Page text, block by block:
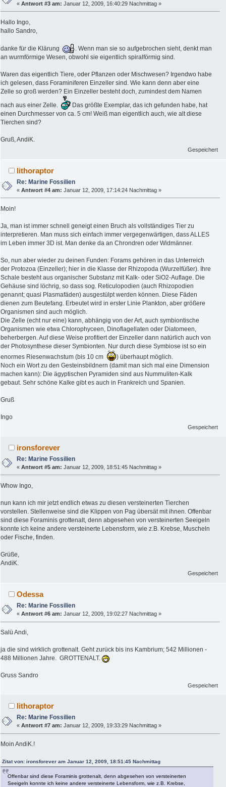
«Antwort #3 am: Januar 12, 2009, 16:40:29 Nachmittag »
Hallo Ingo,
hallo Sandro,
danke für die Klärung
. Wenn man sie so aufgebrochen sieht, denkt man
an wurmförmige Wesen, obwohl sie eigentlich spiralförmig sind.
Waren das eigentlich Tiere, oder Pflanzen oder Mischwesen? Irgendwo habe
ich gelesen, dass Foraminiferen Einzeller sind. Wie kann denn aber eine
Zelle so groß werden? Ein Einzeller besteht doch, zumindest dem Namen
nach aus einer Zelle.
Das größte Exemplar, das ich gefunden habe, hat
einen Durchmesser von ca. 5 cm! Weiß man eigentlich auch, wie alt diese
Tierchen sind?
Gruß, AndiK.
Gespeichert
lithoraptor
Re: Marine Fossilien
«Antwort #4 am: Januar 12, 2009, 17:14:24 Nachmittag »
Moin!
Ja, man ist immer schnell geneigt einen Bruch als vollständiges Tier zu
interpretieren. Man muss sich einfach immer vergegenwärtigen, dass ALLES
im Leben immer 3D ist. Man denke da an Chrondren oder Widmänner.
So, nun aber wieder zu deinen Funden: Forams gehören in das Unterreich
der Protozoa (Einzeller); hier in die Klasse der Rhizopoda (Wurzelfüßer). Ihre
Schale besteht aus organischer Substanz mit Kalk- oder SiO2-Auflage. Die
Gehäuse sind löchrig, so dass sog. Reticulopodien (auch Rhizopodien
genannt; quasi Plasmafäden) ausgestülpt werden können. Diese Fäden
dienen zum Beutefang. Erbeutet wird in erster Linie Plankton, aber größere
Organismen sind auch möglich.
Die Zelle (echt nur eine) kann, abhängig von der Art, auch symbiontische
Organismen wie etwa Chlorophyceen, Dinoflagellaten oder Diatomeen,
beherbergen. Auf diese Weise profitiert der Einzeller dann natürlich auch von
der Photosynthese dieser Symbionten. Nur durch diese Symbiose ist so ein
enormes Riesenwachstum (bis 10 cm
) überhaupt möglich.
Noch ein Wort zu den Gesteinsbildnern (damit man sich mal eine Dimension
machen kann): Die ägyptischen Pyramiden sind aus Nummuliten-Kalk
gebaut. Sehr schöne Kalke gibt es auch in Frankreich und Spanien.
Gruß
Ingo
Gespeichert
ironsforever
Re: Marine Fossilien
«Antwort #5 am: Januar 12, 2009, 18:51:45 Nachmittag »
Whow Ingo,
nun kann ich mir jetzt endlich etwas zu diesen versteinerten Tierchen
vorstellen. Stellenweise sind die Klippen von Pag übersät mit ihnen. Offenbar
sind diese Foraminis grottenalt, denn abgesehen von versteinerten Seeigeln
konnte ich keine andere versteinerte Lebensform, wie z.B. Krebse, Muscheln
oder Fische, finden.
Grüße,
AndiK.
Gespeichert
Odessa
Re: Marine Fossilien
«Antwort #6 am: Januar 12, 2009, 19:02:27 Nachmittag »
Salü Andi,
ja die sind wirklich grottenalt. Geht zurück bis ins Kambrium; 542 Millionen -
488 Millionen Jahre. GROTTENALT.
Gruss Sandro
Gespeichert
lithoraptor
Re: Marine Fossilien
«Antwort #7 am: Januar 12, 2009, 19:33:29 Nachmittag »
Moin AndiK.!
Zitat von: ironsforever am Januar 12, 2009, 18:51:45 Nachmittag
Offenbar sind diese Foraminis grottenalt, denn abgesehen von versteinerten
Seeigeln konnte ich keine andere versteinerte Lebensform, wie z.B. Krebse,